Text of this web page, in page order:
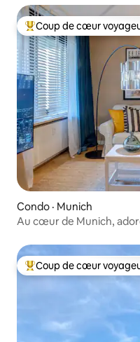
Coup de cœur
Coup de cœur
Condo · Munich
Au cœur de Munich,
Coup de cœur voyageurs
Coup de cœur